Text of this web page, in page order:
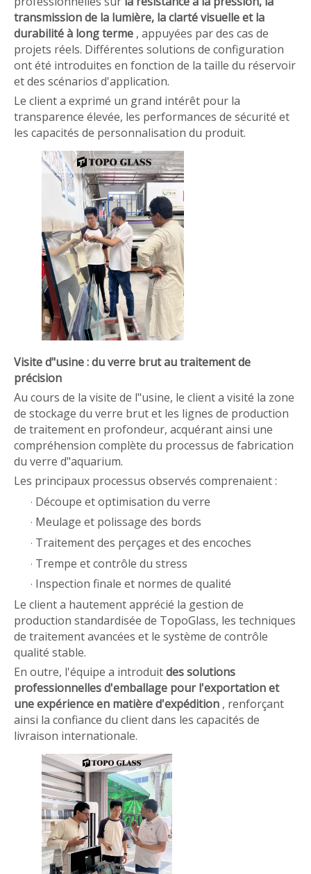
transmission de la lumière, la clarté visuelle et la
durabilité à long terme , appuyées par des cas de
projets réels. Différentes solutions de configuration
ont été introduites en fonction de la taille du réservoir
et des scénarios d'application.
Le client a exprimé un grand intérêt pour la
transparence élevée, les performances de sécurité et
les capacités de personnalisation du produit.
Visite d"usine : du verre brut au traitement de
précision
Au cours de la visite de l"usine, le client a visité la zone
de stockage du verre brut et les lignes de production
de traitement en profondeur, acquérant ainsi une
compréhension complète du processus de fabrication
du verre d"aquarium.
Les principaux processus observés comprenaient :
· Découpe et optimisation du verre
· Meulage et polissage des bords
· Traitement des perçages et des encoches
· Trempe et contrôle du stress
· Inspection finale et normes de qualité
Le client a hautement apprécié la gestion de
production standardisée de TopoGlass, les techniques
de traitement avancées et le système de contrôle
qualité stable.
En outre, l'équipe a introduitdes solutions
professionnelles d'emballage pour l'exportation et
une expérience en matière d'expédition , renforçant
ainsi la confiance du client dans les capacités de
livraison internationale.